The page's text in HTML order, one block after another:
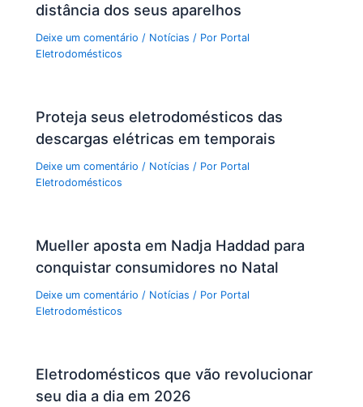
distância dos seus aparelhos
Deixe um comentário / Notícias / Por Portal
Eletrodomésticos
Proteja seus eletrodomésticos das
descargas elétricas em temporais
Deixe um comentário / Notícias / Por Portal
Eletrodomésticos
Mueller aposta em Nadja Haddad para
conquistar consumidores no Natal
Deixe um comentário / Notícias / Por Portal
Eletrodomésticos
Eletrodomésticos que vão revolucionar
seu dia a dia em 2026